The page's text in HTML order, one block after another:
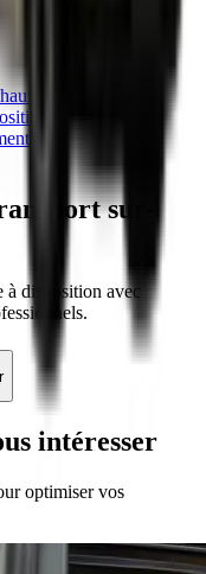
sur-
à disposition avec
intéresser
optimiser vos